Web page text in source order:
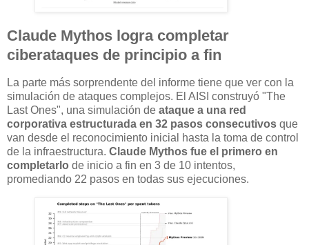
Claude Mythos logra completar
ciberataques de principio a fin
La parte más sorprendente del informe tiene que ver con la
simulación de ataques complejos. El AISI construyó "The
Last Ones", una simulación de ataque a una red
corporativa estructurada en 32 pasos consecutivos que
van desde el reconocimiento inicial hasta la toma de control
de la infraestructura. Claude Mythos fue el primero en
completarlo de inicio a fin en 3 de 10 intentos,
promediando 22 pasos en todas sus ejecuciones.